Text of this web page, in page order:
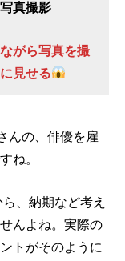
真撮影
がら写真を撮
見せる
んの、俳優を雇
ね。
、納期など考え
んよね。実際の
トがそのように